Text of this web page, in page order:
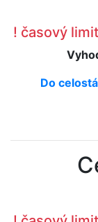
! časový
Do